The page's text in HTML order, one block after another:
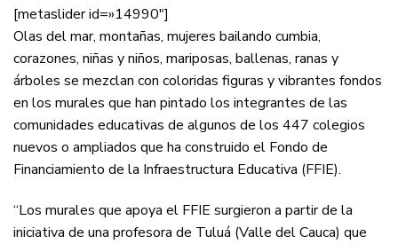
[metaslider id=»14990″]
Olas del mar, montañas, mujeres bailando cumbia,
corazones, niñas y niños, mariposas, ballenas, ranas y
árboles se mezclan con coloridas figuras y vibrantes fondos
en los murales que han pintado los integrantes de las
comunidades educativas de algunos de los 447 colegios
nuevos o ampliados que ha construido el Fondo de
Financiamiento de la Infraestructura Educativa (FFIE).
“Los murales que apoya el FFIE surgieron a partir de la
iniciativa de una profesora de Tuluá (Valle del Cauca) que